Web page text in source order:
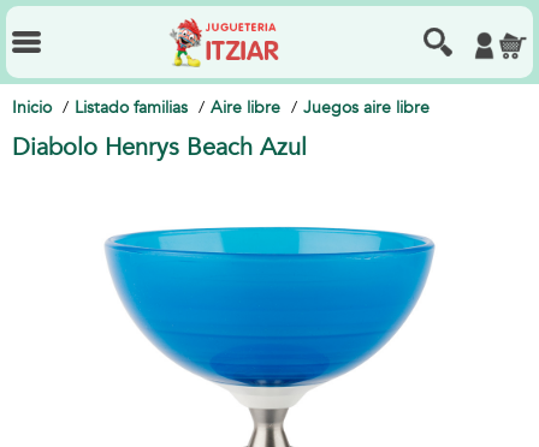
Inicio Listado familias Aire libre Juegos aire libre
Diabolo Henrys Beach Azul